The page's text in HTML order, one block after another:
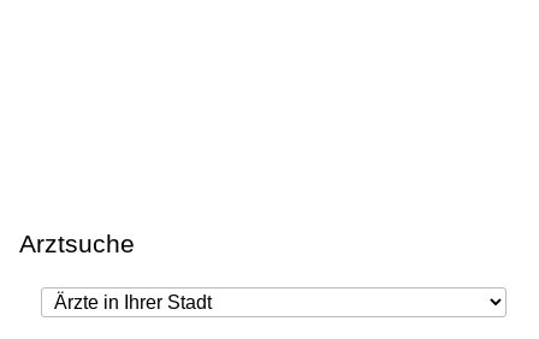
Arztsuche